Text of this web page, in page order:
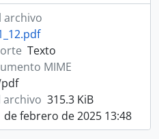
archivo
Texto
MIME
archivo 315.3 KiB
de febrero de 2025 13:48